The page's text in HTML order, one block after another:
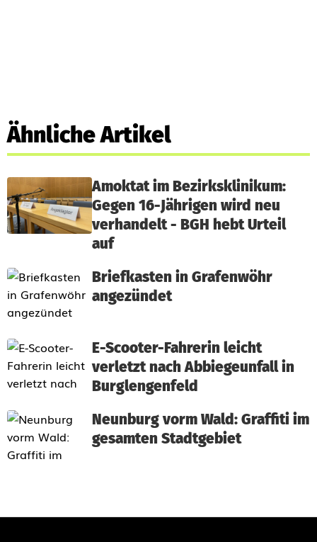
Ähnliche Artikel
Amoktat im Bezirksklinikum:
Gegen 16-Jährigen wird neu
verhandelt - BGH hebt Urteil
auf
Briefkasten in Grafenwöhr
angezündet
E-Scooter-Fahrerin leicht
verletzt nach Abbiegeunfall in
Burglengenfeld
Neunburg vorm Wald: Graffiti im
gesamten Stadtgebiet